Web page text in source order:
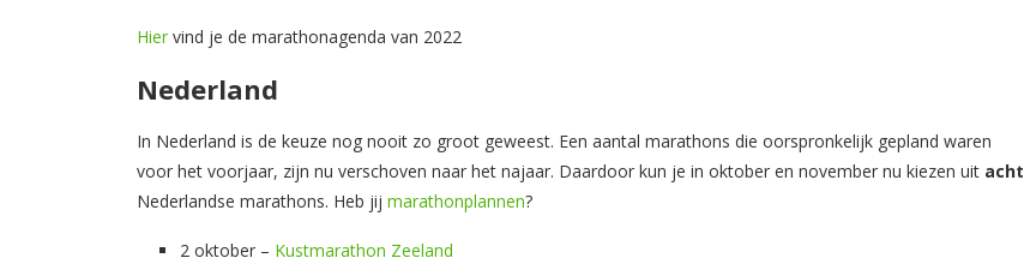
Hier vind je de marathonagenda van 2022
Nederland
In Nederland is de keuze nog nooit zo groot geweest. Een aantal marathons die oorspronkelijk gepland waren
voor het voorjaar, zijn nu verschoven naar het najaar. Daardoor kun je in oktober en november nu kiezen uit acht
Nederlandse marathons. Heb jij marathonplannen?
2 oktober – Kustmarathon Zeeland